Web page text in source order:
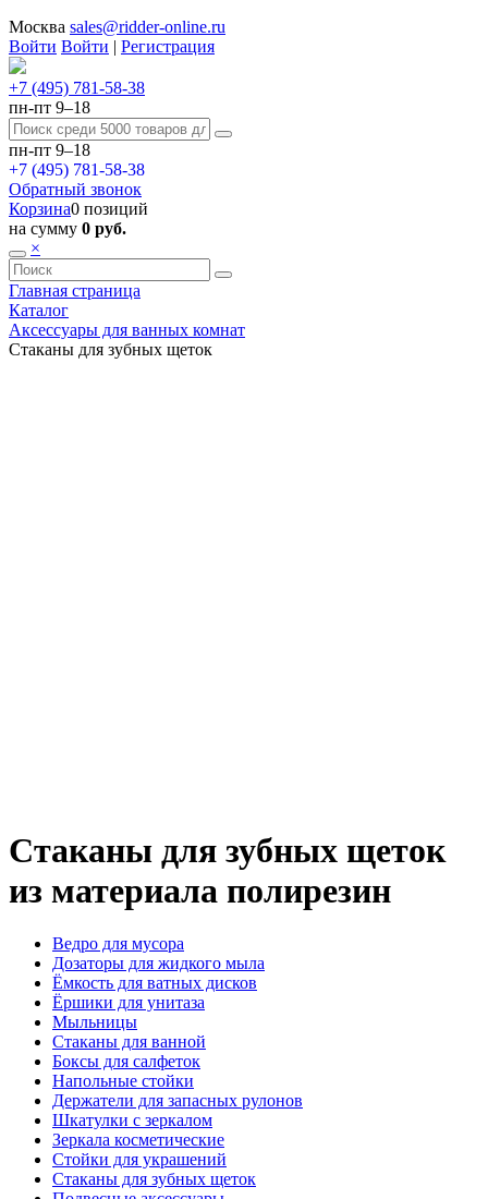
Москва sales@ridder-online.ru
Войти Войти | Регистрация
+7 (495) 781-58-38
пн-пт 9–18
пн-пт 9–18
+7 (495) 781-58-38
Обратный звонок
Корзина0 позиций
на сумму 0 руб.
×
Главная страница
Каталог
Аксессуары для ванных комнат
Стаканы для зубных щеток
Стаканы для зубных щеток
из материала полирезин
Ведро для мусора
Дозаторы для жидкого мыла
Ёмкость для ватных дисков
Ёршики для унитаза
Мыльницы
Стаканы для ванной
Боксы для салфеток
Напольные стойки
Держатели для запасных рулонов
Шкатулки с зеркалом
Зеркала косметические
Стойки для украшений
Стаканы для зубных щеток